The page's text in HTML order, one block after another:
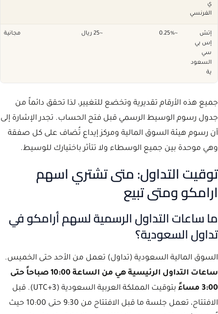
ي
الفرنسي
إتش
إس بي
سي
السعود
ية
~0.25% ~25 ريال مجانية
جميع هذه الأرقام تقديرية وتخضع للتغيير، لذا تحقق دائماً من
جدول رسوم الوسيط الرسمي قبل فتح الحساب. تجدر الإشارة إلى
أن رسوم هيئة السوق المالية ومركز إيداع تُضاف على كل صفقة
وهي موحدة بين جميع الوسطاء ولا تتأثر باختيارك للوسيط.
توقيت التداول: متى تشتري اسهم
ارامكو ومتى تبيع
ما ساعات التداول الرسمية لسهم أرامكو في
تداول السعودية؟
السوق المالية السعودية (تداول) تعمل من الأحد حتى الخميس.
ساعات التداول الرئيسية هي من الساعة 10:00 صباحاً حتى
3:00 مساءً
بتوقيت المملكة العربية السعودية (UTC+3). قبل
الافتتاح، تعمل جلسة ما قبل الافتتاح من 9:30 حتى 10:00 حيث